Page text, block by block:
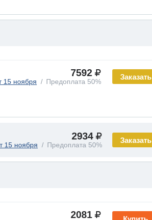
Заказать
7592
15 ноября Предоплата 50%
Заказать
2934
15 ноября Предоплата 50%
2081